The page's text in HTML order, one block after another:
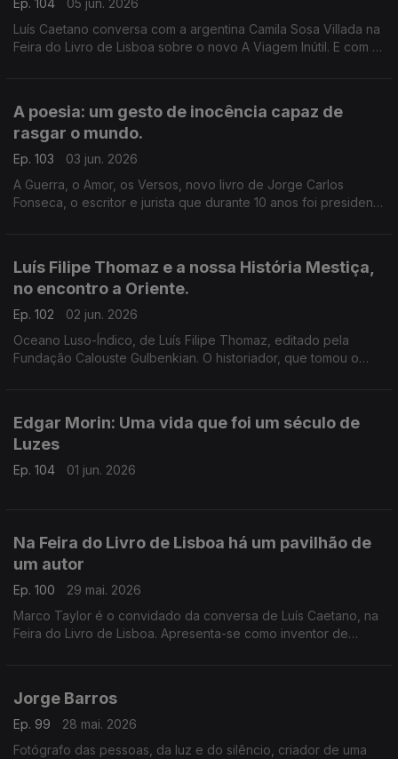
Ep. 104
05 jun. 2026
Luís Caetano conversa com a argentina Camila Sosa Villada na
Feira do Livro de Lisboa sobre o novo A Viagem Inútil. E com a
A poesia: um gesto de inocência capaz de
rasgar o mundo.
Ep. 103
03 jun. 2026
A Guerra, o Amor, os Versos, novo livro de Jorge Carlos
Fonseca, o escritor e jurista que durante 10 anos foi presidente
Luís Filipe Thomaz e a nossa História Mestiça,
no encontro a Oriente.
Ep. 102
02 jun. 2026
Oceano Luso-Índico, de Luís Filipe Thomaz, editado pela
Fundação Calouste Gulbenkian. O historiador, que tomou o
Edgar Morin: Uma vida que foi um século de
Luzes
Ep. 104 01 jun. 2026
Na Feira do Livro de Lisboa há um pavilhão de
um autor
Ep. 100
29 mai. 2026
Marco Taylor é o convidado da conversa de Luís Caetano, na
Feira do Livro de Lisboa. Apresenta-se como inventor de
de ter um livro na mão.
Jorge Barros
Ep. 99
28 mai. 2026
Fotógrafo das pessoas, da luz e do silêncio, criador de uma